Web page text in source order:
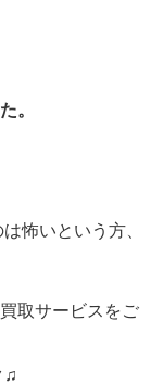
。
怖いという方、
取サービスをご
♫